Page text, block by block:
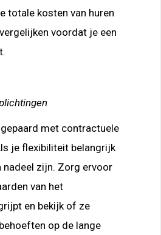
totale kosten van huren
voordat je een
met contractuele
je flexibiliteit belangrijk
nadeel zijn. Zorg ervoor
van het
en bekijk of ze
op de lange